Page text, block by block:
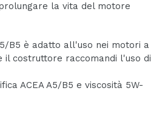
la vita del motore
B5 è adatto all'uso nei motori a
il costruttore raccomandi l'uso di
ACEA A5/B5 e viscosità 5W-